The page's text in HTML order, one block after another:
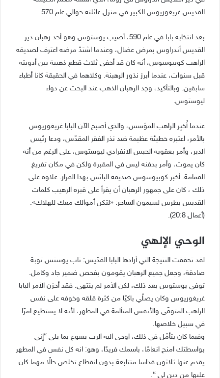
القديس غريغوريوس الكبير في منزل عائلته حوالي عام 570.
بعد انتخابه بابا في عام 590، أصيب يوستوس وهو أحد رهبان دير
القديس أندراوس بمرض عضال، وعندما اشتدّ مرضه اعترف لصديقه
الراهب كوبيوسوس، أنه كان قد أخفى ثلاث قطع ذهبية بين أدويته
قبل سنوات، عندما أبرز نذور الرهبنة. وكلاهما في الحقيقة كانا أطباء
سابقين. وبالتأكيد، وجد الرهبان الذهب عند البحث عن دواء
ليوستوس.
عندما أُخبِر الراهب المؤسس، والذي أصبح الآن البابا غريغوريوس
بالأمر، اعتبره خطيئة عظيمة ضد نذر الفقر المقدّس، ودعا رئيس
الدير، وأمر بعقوبة الحبس الانفرادي ليوستوس، على الرغم من أنه
كان يموت، وأمر بدفنه ليس في المقبرة ولكن في مكان تفريغ
القمامة. أخبر كوبيوسوس صديقه البائس بهذا القرار. علاوة على
ذلك ، كان على جمهور الرهبان أن يقرأ على قبره الرهيب كلمات
القديس بطرس لسيمون الساحر: «لتكن أموالك معك للهلاك».
(أعمال 20:8).
الوحي الإلهي
لقد تحققت النتيجة التي أرادها البابا القدّيس: تاب يوستس توبة
صادقة، وجعل جميع الرهبان يقومون بفحص ضمير جاد وكامل.
توفي يوستوس بعد ذلك، لكن الأمر لم ينتهي. فقد أحزن الأمر البابا
غريغوريوس وكان يصلّي باكيًا من كثرة قلقه وخوفه على نفس
الراهب المتوفّى والأنفس المتألمة في المطهر، لأنه لا يستطيع امرًا
في سبيل خلاصها.
وفيما كان يتأمّل في ذلك، اوحى اليه الرب يسوع بما يلي “إني
بواسطتك امنح انعامًا، باسمك فريدًا، وهو: انه كل نفس في المطهر
يقدم عنها ثلاثون قداسا متتابعة بدون انقطاع تخلص حالًا مهما كان
عليها من دين لي “.